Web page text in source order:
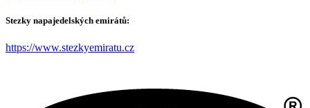
Stezky napajedelských emirátů:
https://www.stezkyemiratu.cz